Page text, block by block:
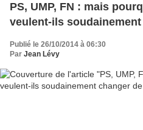
PS, UMP, FN : mais
veulent-ils
Publié le 26/10/2014 à 06:30
Par Jean Lévy